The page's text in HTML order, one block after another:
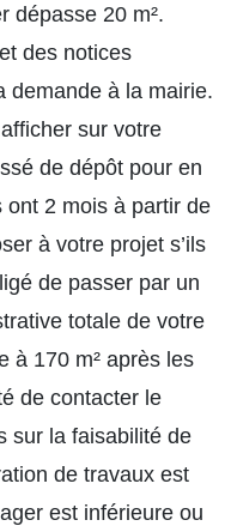
dépasse 20 m².
des notices
demande à la mairie.
sur votre
de dépôt pour en
ont 2 mois à partir de
à votre projet s’ils
de passer par un
totale de votre
à 170 m² après les
de contacter le
sur la faisabilité de
de travaux est
est inférieure ou